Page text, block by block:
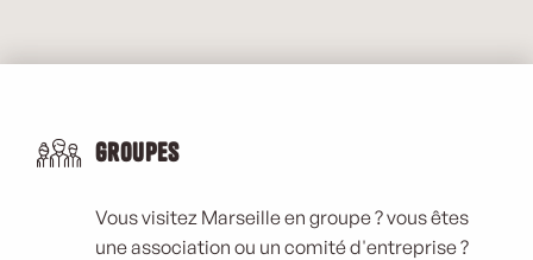
Groupes
Vous visitez Marseille en groupe ? vous êtes
une association ou un comité d'entreprise ?